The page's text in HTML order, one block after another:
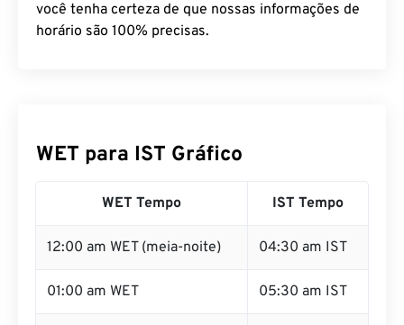
você tenha certeza de que nossas informações de
horário são 100% precisas.
WET para IST Gráfico
WET Tempo IST Tempo
12:00 am WET (meia-noite) 04:30 am IST
01:00 am WET 05:30 am IST